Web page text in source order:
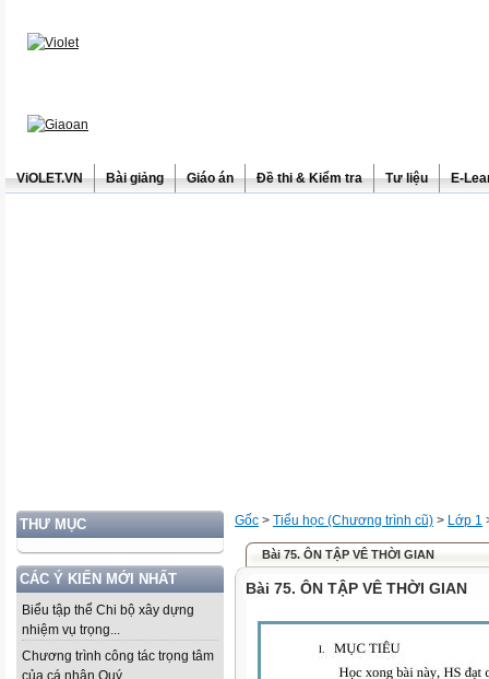
ViOLET.VN Bài giảng Giáo án Đề thi & Kiểm tra Tư liệu E-
THƯ MỤC
CÁC Ý KIẾN MỚI NHẤT
Biểu tập thể Chi bộ xây dựng
nhiệm vụ trọng...
Chương trình công tác trọng tâm
của cá nhân Quý...
Gốc > Tiểu học (Chương trình cũ) > Lớp 1
Bài 75. ÔN TẬP VÊ THỜI GIAN
Bài 75. ÔN TẬP VÊ THỜI GIAN